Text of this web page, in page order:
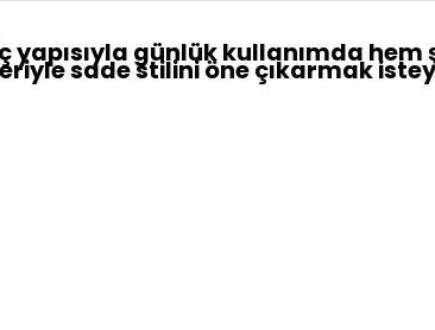
günlük kullanımda hem
sade stilini öne çıkarmak